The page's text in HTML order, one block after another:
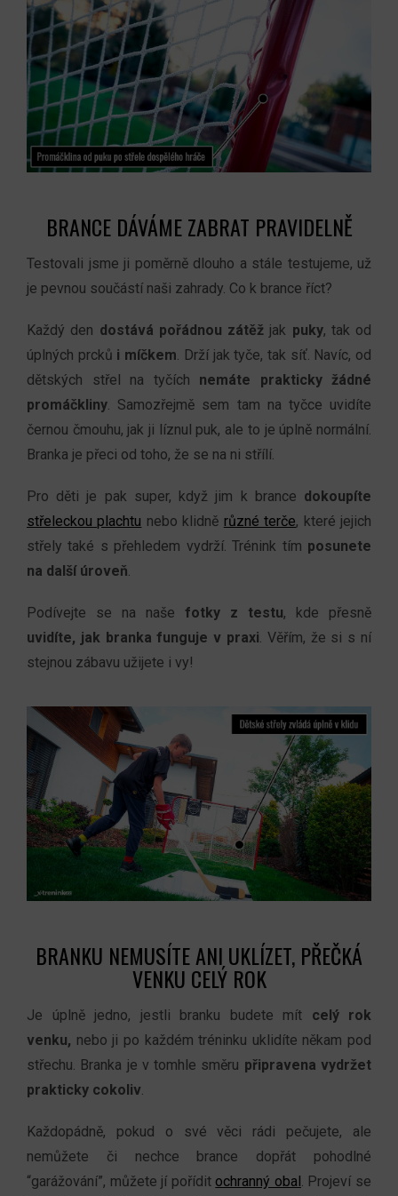
BRANCE DÁVÁME ZABRAT PRAVIDELNĚ
Testovali jsme ji poměrně dlouho a stále testujeme, už
je pevnou součástí naši zahrady. Co k brance říct?
Každý den dostává pořádnou zátěž jak puky, tak od
úplných prcků i míčkem. Drží jak tyče, tak síť. Navíc, od
dětských střel na tyčích nemáte prakticky žádné
promáčkliny. Samozřejmě sem tam na tyčce uvidíte
černou čmouhu, jak ji líznul puk, ale to je úplně normální.
Branka je přeci od toho, že se na ni střílí.
Pro děti je pak super, když jim k brance dokoupíte
střeleckou plachtu nebo klidně různé terče, které jejich
střely také s přehledem vydrží. Trénink tím posunete
na další úroveň.
Podívejte se na naše fotky z testu, kde přesně
uvidíte, jak branka funguje v praxi. Věřím, že si s ní
stejnou zábavu užijete i vy!
BRANKU NEMUSÍTE ANI UKLÍZET, PŘEČKÁ
VENKU CELÝ ROK
Je úplně jedno, jestli branku budete mít celý rok
venku, nebo ji po každém tréninku uklidíte někam pod
střechu. Branka je v tomhle směru připravena vydržet
prakticky cokoliv
Každopádně, pokud o své věci rádi pečujete, ale
nemůžete či nechce brance dopřát pohodlné
“garážování”, můžete jí pořídit ochranný obal . Projeví se